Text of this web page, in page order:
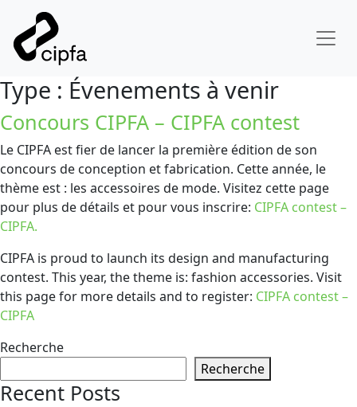
Type : Évenements à venir
Concours CIPFA – CIPFA contest
Le CIPFA est fier de lancer la première édition de son
concours de conception et fabrication. Cette année, le
thème est : les accessoires de mode. Visitez cette page
pour plus de détails et pour vous inscrire: CIPFA contest –
CIPFA.
CIPFA is proud to launch its design and manufacturing
contest. This year, the theme is: fashion accessories. Visit
this page for more details and to register: CIPFA contest –
CIPFA
Recherche
Recherche
Recent Posts